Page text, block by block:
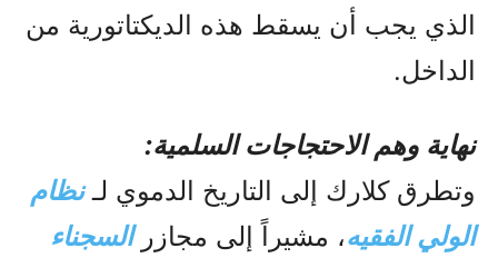
الذي يجب أن يسقط هذه الديكتاتورية من
الداخل.
نهاية وهم الاحتجاجات السلمية:
وتطرق كلارك إلى التاريخ الدموي لـنظام
الولي الفقيه، مشيراً إلى مجازرالسجناء